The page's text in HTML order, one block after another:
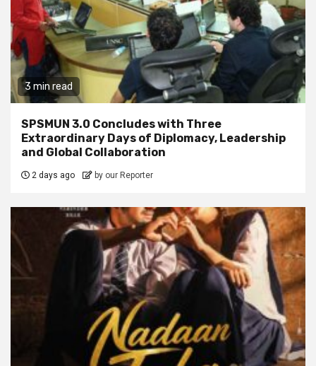
3 min read
SPSMUN 3.0 Concludes with Three
Extraordinary Days of Diplomacy, Leadership
and Global Collaboration
2 days ago by our Reporter